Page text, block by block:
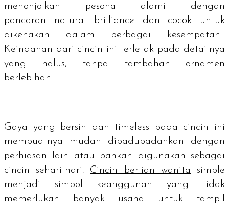
menonjolkan pesona alami dengan
pancaran
natural brilliance dan cocok untuk
dikenakan dalam berbagai kesempatan.
Keindahan dari cincin ini terletak pada detailnya
yang halus, tanpa tambahan ornamen
berlebihan.
Gaya yang bersih dan timeless
pada cincin ini
membuatnya mudah dipadupadankan dengan
perhiasan lain atau bahkan digunakan sebagai
cincin sehari-hari. Cincin berlian wanita simple
menjadi simbol keanggunan yang tidak
memerlukan banyak usaha untuk tampil